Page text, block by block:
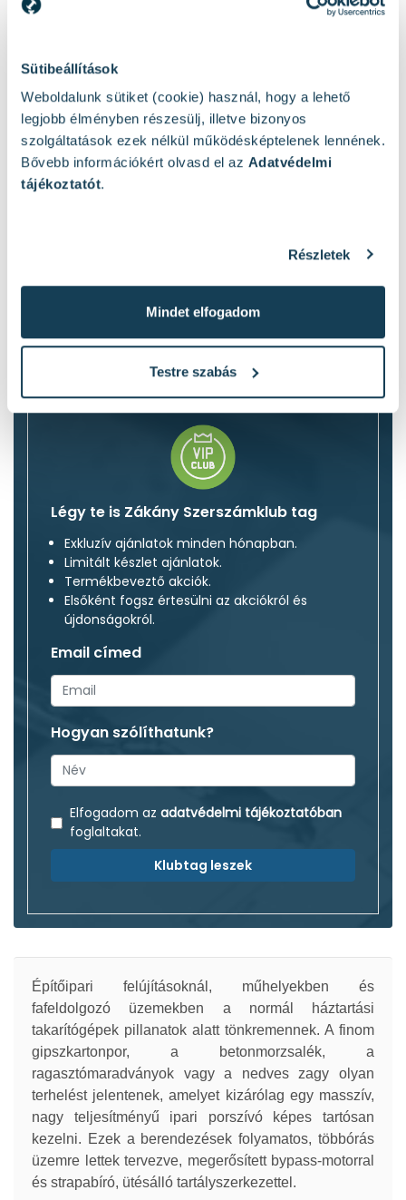
Sütibeállítások
Weboldalunk sütiket (cookie) használ, hogy a lehető
legjobb élményben részesülj, illetve bizonyos
szolgáltatások ezek nélkül működésképtelenek lennének.
Bővebb információkért olvasd el az Adatvédelmi
tájékoztatót.
Részletek
Mindet elfogadom
Testre szabás
Miért Zákány Szerszámház?
A Zákány Szerszámházról
Légy te is Zákány Szerszámklub tag
Exkluzív ajánlatok minden hónapban.
Limitált készlet ajánlatok.
Termékbeveztő akciók.
Elsőként fogsz értesülni az akciókról és
újdonságokról.
Email címed
Hogyan szólíthatunk?
Elfogadom az adatvédelmi tájékoztatóban
foglaltakat.
Klubtag leszek
Építőipari felújításoknál, műhelyekben és
fafeldolgozó üzemekben a normál háztartási
takarítógépek pillanatok alatt tönkremennek. A finom
gipszkartonpor, a betonmorzsalék, a
ragasztómaradványok vagy a nedves zagy olyan
terhelést jelentenek, amelyet kizárólag egy masszív,
nagy teljesítményű ipari porszívó képes tartósan
kezelni. Ezek a berendezések folyamatos, többórás
üzemre lettek tervezve, megerősített bypass-motorral
és strapabíró, ütésálló tartályszerkezettel.